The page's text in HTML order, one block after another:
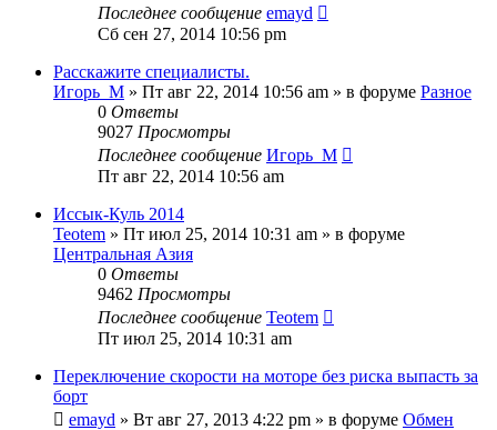
Последнее сообщение emayd
Сб сен 27, 2014 10:56 pm
Расскажите специалисты.
Игорь_М » Пт авг 22, 2014 10:56 am » в форуме Разное
0 Ответы
9027 Просмотры
Последнее сообщение Игорь_М
Пт авг 22, 2014 10:56 am
Иссык-Куль 2014
Teotem » Пт июл 25, 2014 10:31 am » в форуме
Центральная Азия
0 Ответы
9462 Просмотры
Последнее сообщение Teotem
Пт июл 25, 2014 10:31 am
Переключение скорости на моторе без риска выпасть за
борт
emayd » Вт авг 27, 2013 4:22 pm » в форуме Обмен